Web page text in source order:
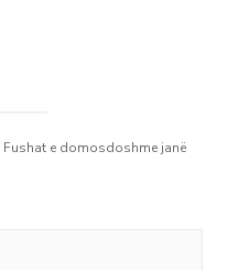
Fushat e domosdoshme janë